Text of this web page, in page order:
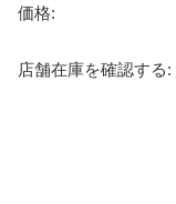
価格:
店舗在庫を確認する: